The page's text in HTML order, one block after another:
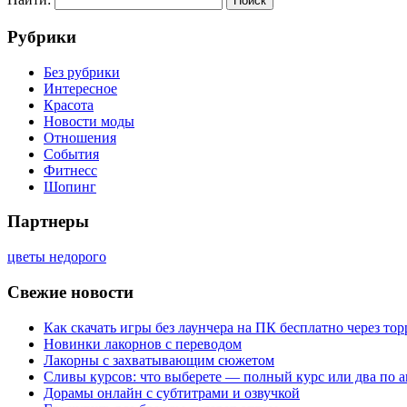
Рубрики
Без рубрики
Интересное
Красота
Новости моды
Отношения
События
Фитнесс
Шопинг
Партнеры
цветы недорого
Свежие новости
Как скачать игры без лаунчера на ПК бесплатно через
Новинки лакорнов с переводом
Лакорны с захватывающим сюжетом
Сливы курсов: что выберете — полный курс или два по
Дорамы онлайн с субтитрами и озвучкой